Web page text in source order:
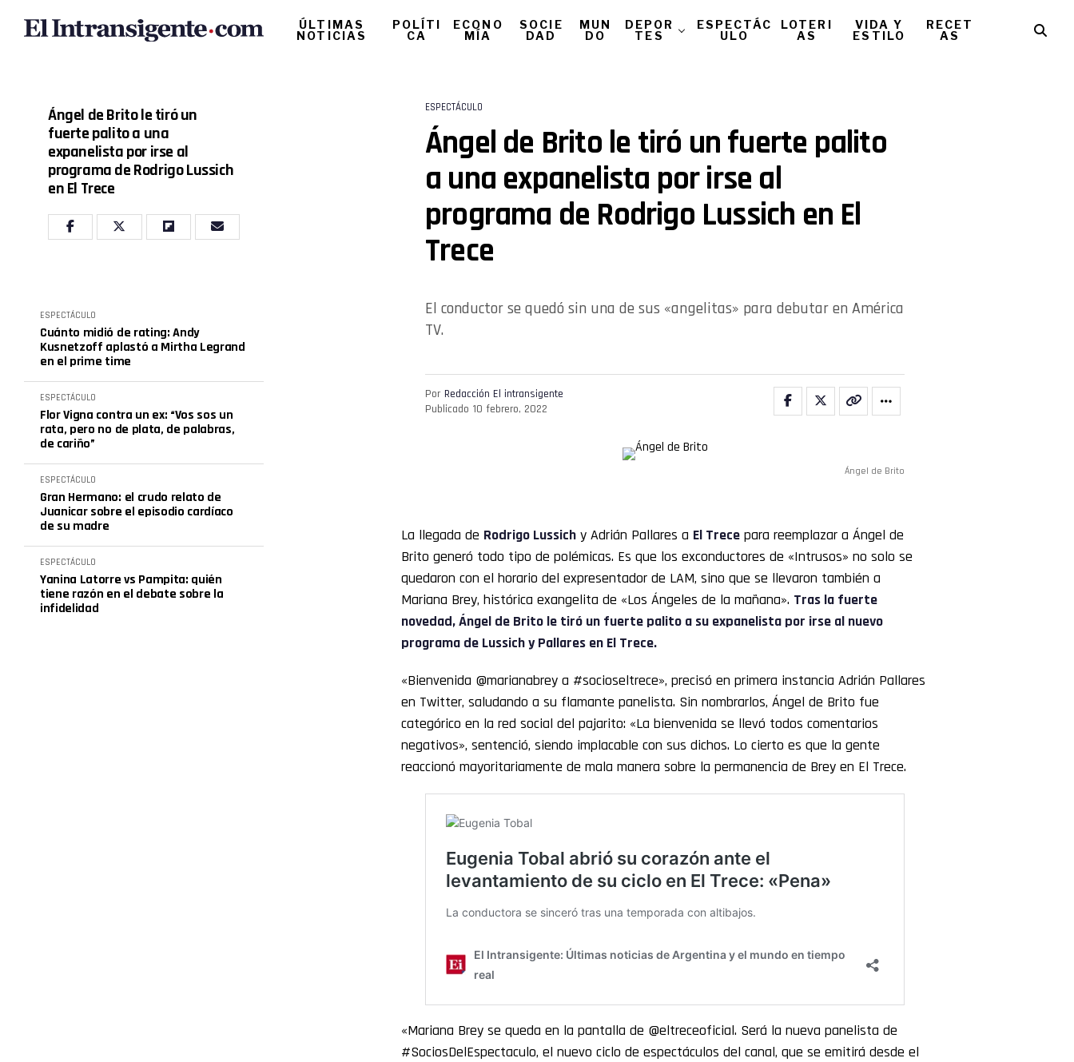
ÚLTIMAS
NOTICIAS
POLÍTI
CA
ECONO
MÍA
SOCIE
DAD
MUN
DO
DEPOR
TES
ESPECTÁC
ULO
LOTERI
AS
VIDA Y
ESTILO
RECET
AS
Ángel de Brito le tiró un
fuerte palito a una
expanelista por irse al
programa de Rodrigo Lussich
en El Trece
ESPECTÁCULO
Cuánto midió de rating: Andy
Kusnetzoff aplastó a Mirtha Legrand
en el prime time
ESPECTÁCULO
Flor Vigna contra un ex: “Vos sos un
rata, pero no de plata, de palabras,
de cariño”
ESPECTÁCULO
Gran Hermano: el crudo relato de
Juanicar sobre el episodio cardíaco
de su madre
ESPECTÁCULO
Yanina Latorre vs Pampita: quién
tiene razón en el debate sobre la
infidelidad
ESPECTÁCULO
Ángel de Brito le tiró un fuerte palito
a una expanelista por irse al
programa de Rodrigo Lussich en El
Trece
El conductor se quedó sin una de sus «angelitas» para debutar en América
TV.
Por Redacción El intransigente
Publicado 10 febrero, 2022
Ángel de Brito
La llegada de Rodrigo Lussich y Adrián Pallares a El Trece para reemplazar a Ángel de
Brito generó todo tipo de polémicas. Es que los exconductores de «Intrusos» no solo se
quedaron con el horario del expresentador de LAM, sino que se llevaron también a
Mariana Brey, histórica exangelita de «Los Ángeles de la mañana». Tras la fuerte
novedad,Ángel de Brito le tiró un fuerte palito a su expanelista por irse al nuevo
programa de Lussich y Pallares en El Trece.
«Bienvenida @marianabrey a #socioseltrece», precisó en primera instancia Adrián Pallares
en Twitter, saludando a su flamante panelista. Sin nombrarlos, Ángel de Brito fue
categórico en la red social del pajarito: «La bienvenida se llevó todos comentarios
negativos», sentenció, siendo implacable con sus dichos. Lo cierto es que la gente
reaccionó mayoritariamente de mala manera sobre la permanencia de Brey en El Trece.
«Mariana Brey se queda en la pantalla de @eltreceoficial. Será la nueva panelista de
#SociosDelEspectaculo, el nuevo ciclo de espectáculos del canal, que se emitirá desde el